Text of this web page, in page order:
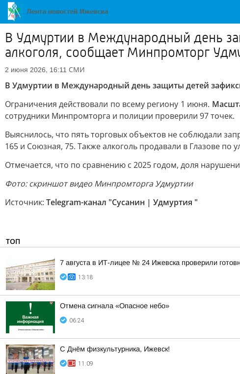
В Удмуртии в Международный день
алкоголя, сообщает Минпромторг
2 июня 2026, 16:11 СМИ
В Удмуртии в Международный день защиты детей
Ограничения действовали по всему региону 1 июня.
сотрудники Минпромторга и полиции проверили 97 точек.
Выяснилось, что пять торговых объектов не соблюдали
165 и Союзная, 75. Также алкоголь продавали в Глазове
Отмечается, что по сравнению с 2025 годом, доля
Фото: скриншот видео Минпромторга Удмуртии
Источник: Telegram-канал "Сусанин | Удмуртия "
ТОП
7 августа в ИТ-лицее № 24 Ижевска проверили
13:18
Отмена сигнала «Опасное небо»
06:24
С Днём физкультурника, Ижевск!
11:09